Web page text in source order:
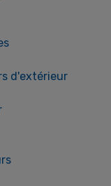
d'extérieur